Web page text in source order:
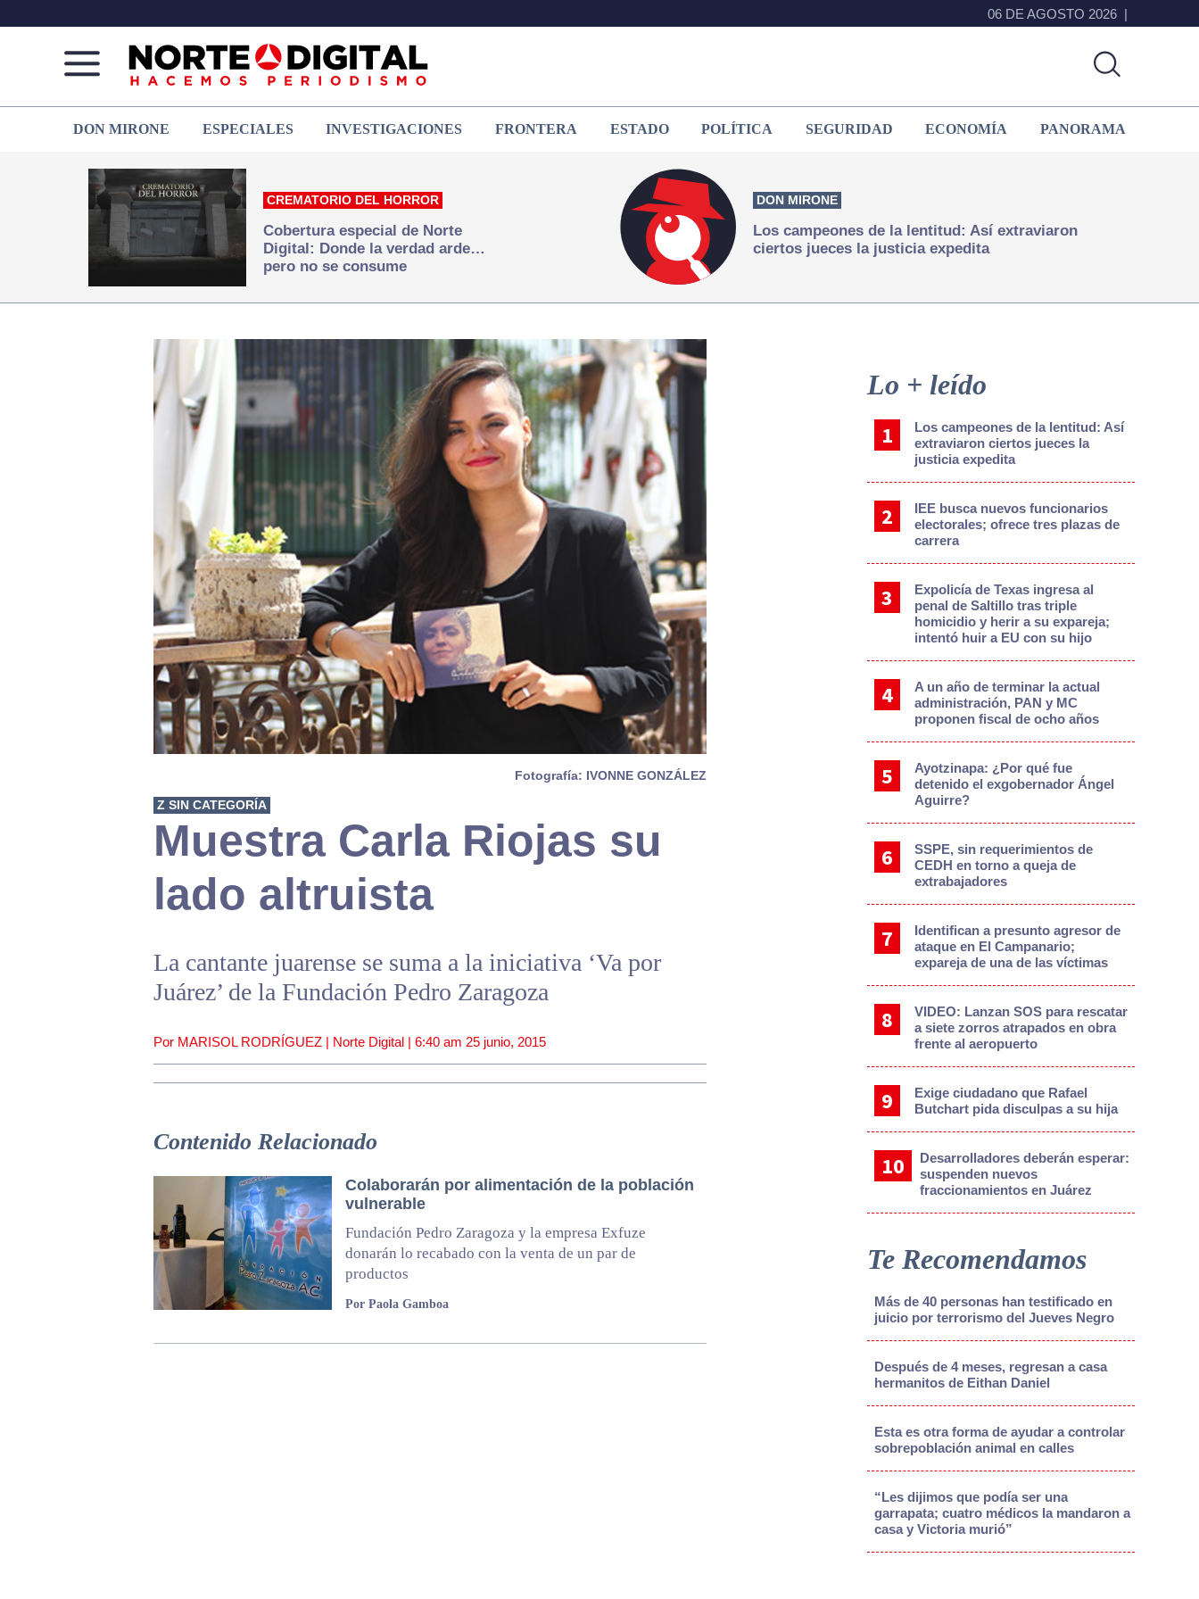
06 DE AGOSTO 2026
de
Juárez
que
hacemos periodismo
DON MIRONE ESPECIALES INVESTIGACIONES FRONTERA ESTADO POLÍTICA SEGURIDAD ECONOMÍA PANORAMA
CREMATORIO DEL HORROR
Cobertura especial de Norte
Digital: Donde la verdad arde…
pero no se consume
DON MIRONE
Los campeones de la lentitud: Así extraviaron
ciertos jueces la justicia expedita
Fotografía: IVONNE GONZÁLEZ
Z SIN CATEGORÍA
Muestra Carla Riojas su
lado altruista
La cantante juarense se suma a la iniciativa ‘Va por
Juárez’ de la Fundación Pedro Zaragoza
Por MARISOL RODRÍGUEZ | Norte Digital | 6:40 am 25 junio, 2015
Contenido Relacionado
Colaborarán por alimentación de la población
vulnerable
Fundación Pedro Zaragoza y la empresa Exfuze
donarán lo recabado con la venta de un par de
productos
Por Paola Gamboa
Sidebar
Lo + leído
Los campeones de la lentitud: Así
extraviaron ciertos jueces la
justicia expedita
IEE busca nuevos funcionarios
electorales; ofrece tres plazas de
carrera
Expolicía de Texas ingresa al
penal de Saltillo tras triple
homicidio y herir a su expareja;
intentó huir a EU con su hijo
A un año de terminar la actual
administración, PAN y MC
proponen fiscal de ocho años
Ayotzinapa: ¿Por qué fue
detenido el exgobernador Ángel
Aguirre?
SSPE, sin requerimientos de
CEDH en torno a queja de
extrabajadores
Identifican a presunto agresor de
ataque en El Campanario;
expareja de una de las víctimas
VIDEO: Lanzan SOS para rescatar
a siete zorros atrapados en obra
frente al aeropuerto
Exige ciudadano que Rafael
Butchart pida disculpas a su hija
Desarrolladores deberán esperar:
suspenden nuevos
fraccionamientos en Juárez
Te Recomendamos
Más de 40 personas han testificado en
juicio por terrorismo del Jueves Negro
Después de 4 meses, regresan a casa
hermanitos de Eithan Daniel
Esta es otra forma de ayudar a controlar
sobrepoblación animal en calles
“Les dijimos que podía ser una
garrapata; cuatro médicos la mandaron a
casa y Victoria murió”